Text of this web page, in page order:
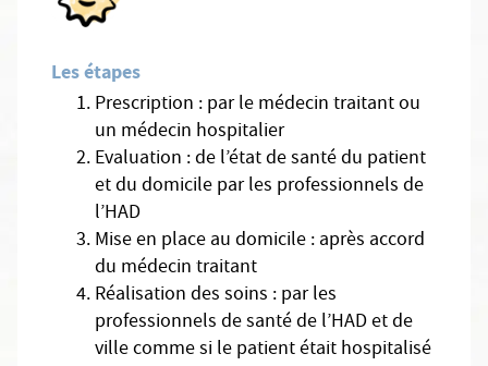
Les étapes
Prescription : par le médecin traitant ou
un médecin hospitalier
Evaluation : de l’état de santé du patient
et du domicile par les professionnels de
l’HAD
Mise en place au domicile : après accord
du médecin traitant
Réalisation des soins : par les
professionnels de santé de l’HAD et de
ville comme si le patient était hospitalisé